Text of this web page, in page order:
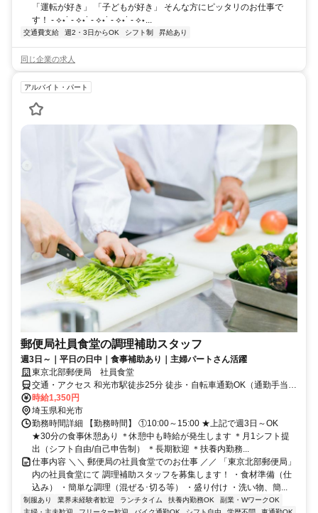
「運転が好き」 「子どもが好き」 そんな方にピッタリのお仕事で
す！ - ⟡⋆˙ - ⟡⋆˙ - ⟡⋆˙ - ⟡⋆˙ - ⟡⋆...
交通費支給 週2・3日からOK シフト制 昇給あり
同じ企業の求人
アルバイト・パート
郵便局社員食堂の調理補助スタッフ
週3日～｜平日の日中｜食事補助あり｜主婦パートさん活躍
東京北部郵便局 社員食堂
交通・アクセス 和光市駅徒歩25分 徒歩・自転車通勤OK（通勤手当あ
り） バス・電車の方1日500円まで交通費支給
時給1,350円
埼玉県和光市
勤務時間詳細 【勤務時間】 ①10:00～15:00 ★上記で週3日～OK
★30分の食事休憩あり ＊休憩中も時給が発生します ＊月1シフト提
出（シフト自由/自己申告制） ＊長期歓迎 ＊扶養内勤務...
仕事内容 ＼＼ 郵便局の社員食堂でのお仕事 ／／ 「東京北部郵便局」
内の社員食堂にて 調理補助スタッフを募集します！ ・食材準備（仕
込み） ・簡単な調理（混ぜる･切る等） ・盛り付け ・洗い物、簡...
制服あり 業界未経験者歓迎 ランチタイム 扶養内勤務OK
副業・WワークOK